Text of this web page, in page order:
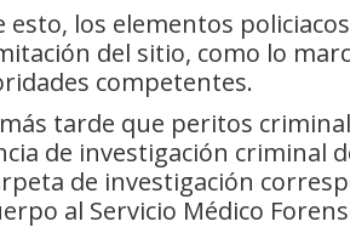
esto, los elementos
del sitio, como lo
competentes.
tarde que peritos
de investigación criminal
de investigación
al Servicio Médico